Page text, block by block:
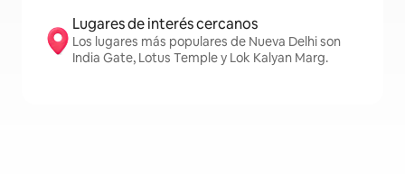
Lugares de interés cercanos
Los lugares más populares de Nueva Delhi son
India Gate, Lotus Temple y Lok Kalyan Marg.